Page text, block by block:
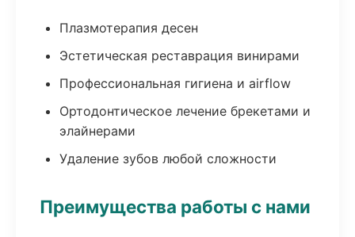
Плазмотерапия десен
Эстетическая реставрация винирами
Профессиональная гигиена и airflow
Ортодонтическое лечение брекетами и
элайнерами
Удаление зубов любой сложности
Преимущества работы с нами